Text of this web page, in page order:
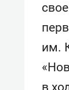
им.
в